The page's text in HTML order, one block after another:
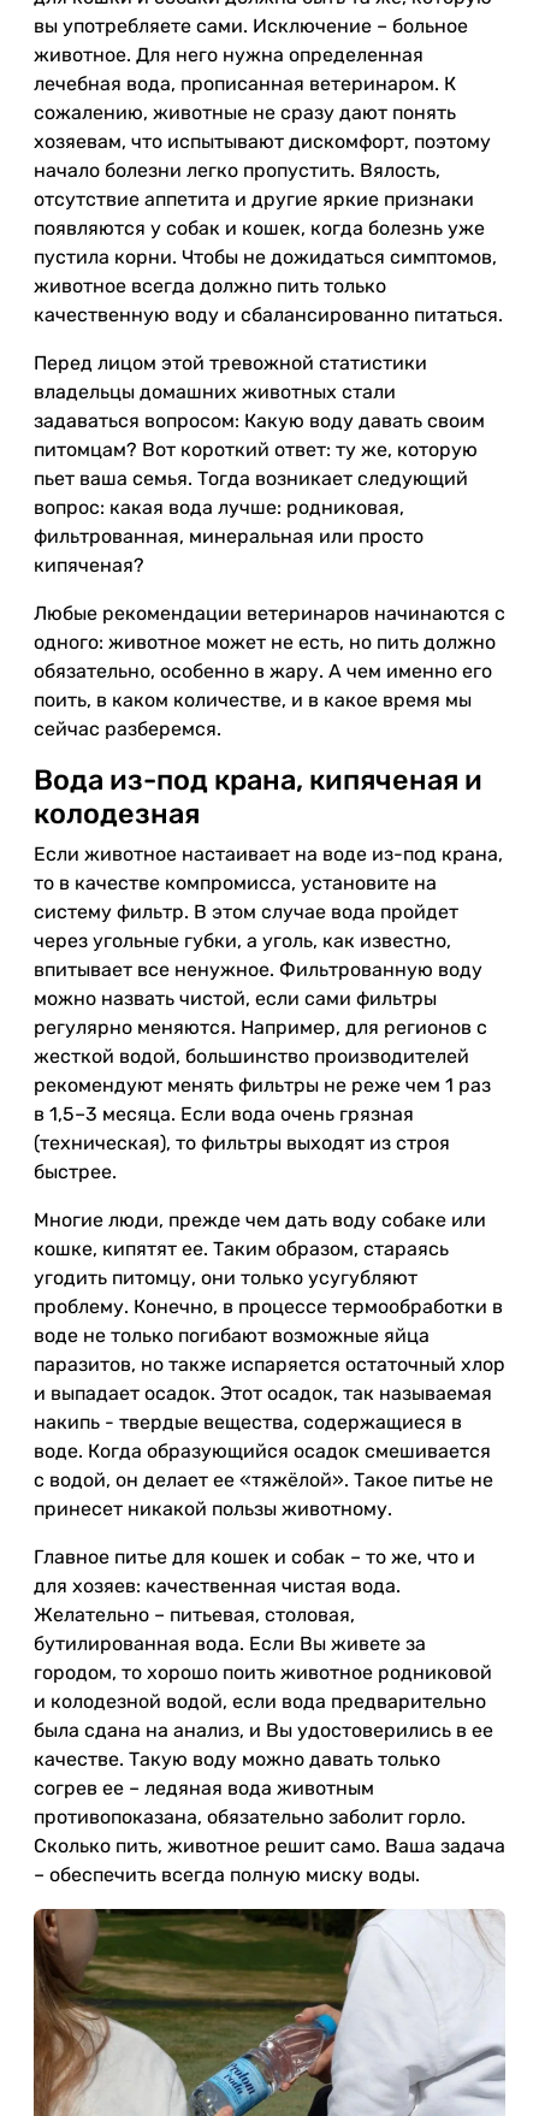
вы употребляете сами. Исключение – больное
животное. Для него нужна определенная
лечебная вода, прописанная ветеринаром. К
сожалению, животные не сразу дают понять
хозяевам, что испытывают дискомфорт, поэтому
начало болезни легко пропустить. Вялость,
отсутствие аппетита и другие яркие признаки
появляются у собак и кошек, когда болезнь уже
пустила корни. Чтобы не дожидаться симптомов,
животное всегда должно пить только
качественную воду и сбалансированно питаться.
Перед лицом этой тревожной статистики
владельцы домашних животных стали
задаваться вопросом: Какую воду давать своим
питомцам? Вот короткий ответ: ту же, которую
пьет ваша семья. Тогда возникает следующий
вопрос: какая вода лучше: родниковая,
фильтрованная, минеральная или просто
кипяченая?
Любые рекомендации ветеринаров начинаются с
одного: животное может не есть, но пить должно
обязательно, особенно в жару. А чем именно его
поить, в каком количестве, и в какое время мы
сейчас разберемся.
Вода из-под крана, кипяченая и
колодезная
Если животное настаивает на воде из-под крана,
то в качестве компромисса, установите на
систему фильтр. В этом случае вода пройдет
через угольные губки, а уголь, как известно,
впитывает все ненужное. Фильтрованную воду
можно назвать чистой, если сами фильтры
регулярно меняются. Например, для регионов с
жесткой водой, большинство производителей
рекомендуют менять фильтры не реже чем 1 раз
в 1,5–3 месяца. Если вода очень грязная
(техническая), то фильтры выходят из строя
быстрее.
Многие люди, прежде чем дать воду собаке или
кошке, кипятят ее. Таким образом, стараясь
угодить питомцу, они только усугубляют
проблему. Конечно, в процессе термообработки в
воде не только погибают возможные яйца
паразитов, но также испаряется остаточный хлор
и выпадает осадок. Этот осадок, так называемая
накипь - твердые вещества, содержащиеся в
воде. Когда образующийся осадок смешивается
с водой, он делает ее «тяжёлой». Такое питье не
принесет никакой пользы животному.
Главное питье для кошек и собак – то же, что и
для хозяев: качественная чистая вода.
Желательно – питьевая, столовая,
бутилированная вода. Если Вы живете за
городом, то хорошо поить животное родниковой
и колодезной водой, если вода предварительно
была сдана на анализ, и Вы удостоверились в ее
качестве. Такую воду можно давать только
согрев ее – ледяная вода животным
противопоказана, обязательно заболит горло.
Сколько пить, животное решит само. Ваша задача
– обеспечить всегда полную миску воды.